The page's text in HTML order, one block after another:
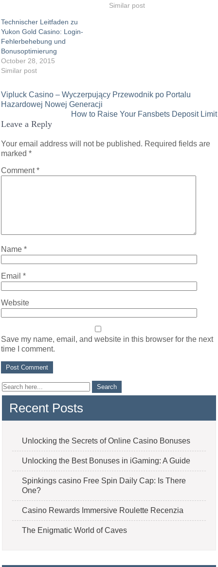
Similar post
Technischer Leitfaden zu
Yukon Gold Casino: Login-
Fehlerbehebung und
Bonusoptimierung
October 28, 2015
Similar post
Post
navigation
Vipluck Casino – Wyczerpujący Przewodnik po Portalu
Hazardowej Nowej Generacji
How to Raise Your Fansbets Deposit Limit
Leave a Reply
Your email address will not be published. Required fields are
marked*
Comment*
Name*
Email*
Website
Save my name, email, and website in this browser for the next
time I comment.
Recent Posts
Unlocking the Secrets of Online Casino Bonuses
Unlocking the Best Bonuses in iGaming: A Guide
Spinkings casino Free Spin Daily Cap: Is There
One?
Casino Rewards Immersive Roulette Recenzia
The Enigmatic World of Caves